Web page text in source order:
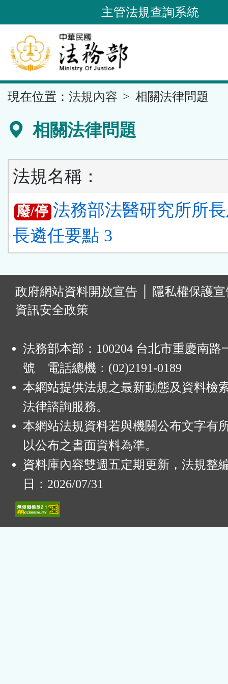
到
要
內
容
區
主管法規查詢系統
現在位置： 法規內容 相關法律問題
相關法律問題
法規名稱：
廢/停 法務部法醫研究所所
長遴任要點 3
政府網站資料開放宣告
隱私權保護
資訊安全政策
法務部本部：100204 台北市重慶南路
號 電話總機：(02)2191-0189
本網站提供法規之最新動態及資料檢
法律諮詢服務。
本網站法規資料若與機關公布文字有
以公布之書面資料為準。
資料庫內容雙週五定期更新，法規整
日：2026/07/31